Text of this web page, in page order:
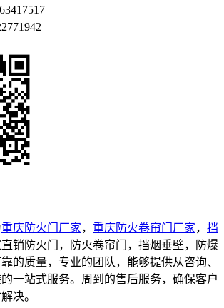
重庆防火门厂家， 重庆防火卷帘门厂家， 挡
销防火门，防火卷帘门，挡烟垂壁，防爆
的质量，专业的团队，能够提供从咨询、
一站式服务。周到的售后服务，确保客户
决。